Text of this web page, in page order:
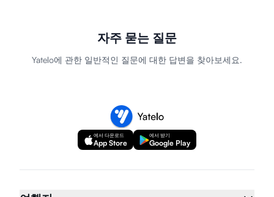
자주 묻는 질문
Yatelo에 관한 일반적인 질문에 대한 답변을 찾아보세요.
에서 다운로드
App Store
에서 받기
Google Play